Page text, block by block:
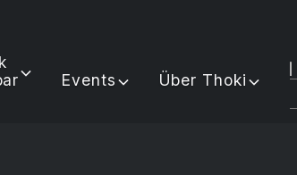
Events Über Thoki